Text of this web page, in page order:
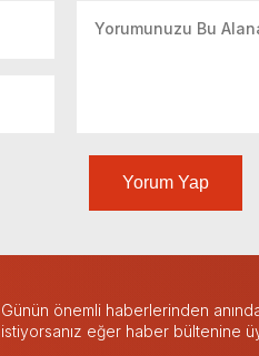
Yorum Yap
Günün önemli haberlerinden
istiyorsanız eğer haber bültenine